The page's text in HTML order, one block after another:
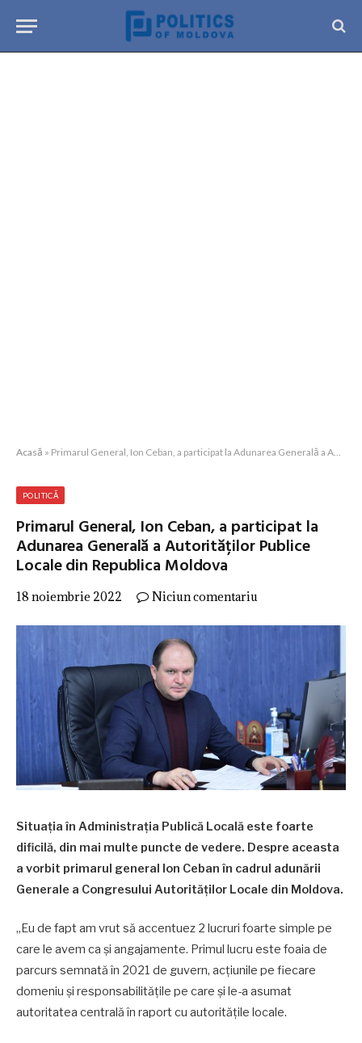
Acasă » Primarul General, Ion Ceban, a participat la Adunarea Generală a Autorităților Publice Locale din Republica Moldova
POLITICĂ
Primarul General, Ion Ceban, a participat la
Adunarea Generală a Autorităților Publice
Locale din Republica Moldova
18 noiembrie 2022 Niciun comentariu
Situația în Administrația Publică Locală este foarte
dificilă, din mai multe puncte de vedere. Despre aceasta
a vorbit primarul general Ion Ceban în cadrul adunării
Generale a Congresului Autorităților Locale din Moldova.
„Eu de fapt am vrut să accentuez 2 lucruri foarte simple pe
care le avem ca şi angajamente. Primul lucru este foaia de
parcurs semnată în 2021 de guvern, acţiunile pe fiecare
domeniu și responsabilităţile pe care şi le-a asumat
autoritatea centrală în raport cu autorităţile locale.